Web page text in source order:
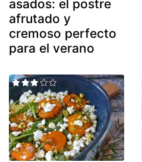
asados: el postre
afrutado y
cremoso perfecto
para el verano